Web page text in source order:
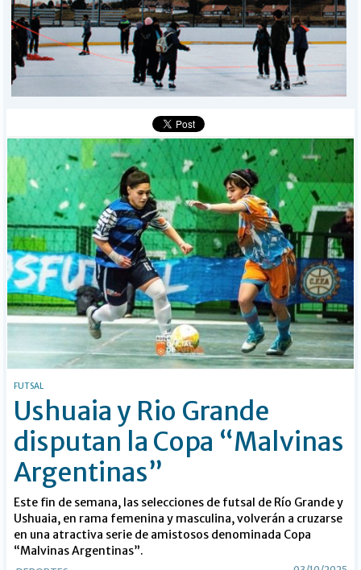
POLICIALES
I-DIARIO
MÁS
BÚSQUEDA
FUTSAL
Ushuaia y Rio Grande
disputan la Copa “Malvinas
Argentinas”
Este fin de semana, las selecciones de futsal de Río Grande y
Ushuaia, en rama femenina y masculina, volverán a cruzarse
en una atractiva serie de amistosos denominada Copa
“Malvinas Argentinas”.